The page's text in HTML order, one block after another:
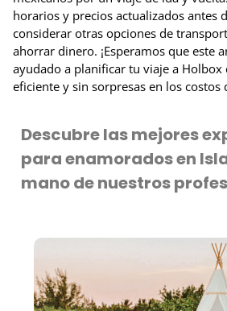
horarios y precios actualizados antes
considerar otras opciones de
ahorrar dinero. ¡Esperamos que este
ayudado a planificar tu viaje a Holbox
eficiente y sin sorpresas en los costos
Descubre las mejores
para enamorados en
mano de nuestros